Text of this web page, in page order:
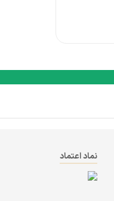
نماد اعتماد